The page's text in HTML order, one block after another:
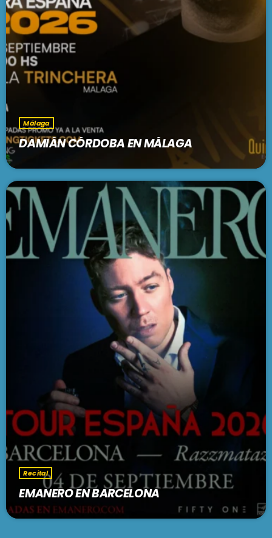
Málaga
DAMIÁN CÓRDOBA EN MÁLAGA
Recital
EMANERO EN BARCELONA